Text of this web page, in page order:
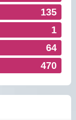
135
1
64
470